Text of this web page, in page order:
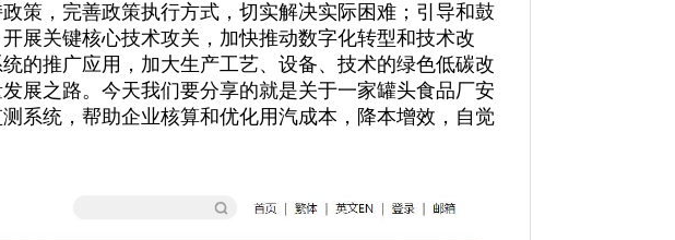
策，完善政策执行方式，切实解决实际困难；引导和鼓
展关键核心技术攻关，加快推动数字化转型和技术改
的推广应用，加大生产工艺、设备、技术的绿色低碳改
展之路。今天我们要分享的就是关于一家罐头食品厂安
系统，帮助企业核算和优化用汽成本，降本增效，自觉